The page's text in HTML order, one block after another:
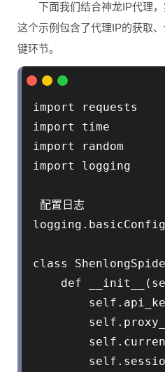
下面我们结合神龙IP代理
这个示例包含了代理IP的获取
键环节。
import requests
import time
import random
import logging
配置日志
class
def